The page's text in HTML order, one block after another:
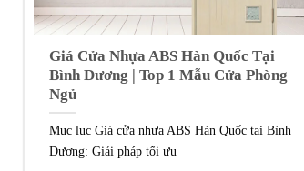
Giá Cửa Nhựa ABS Hàn Quốc Tại
Bình Dương | Top 1 Mẫu Cửa Phòng
Ngủ
Mục lục Giá cửa nhựa ABS Hàn Quốc tại Bình
Dương: Giải pháp tối ưu